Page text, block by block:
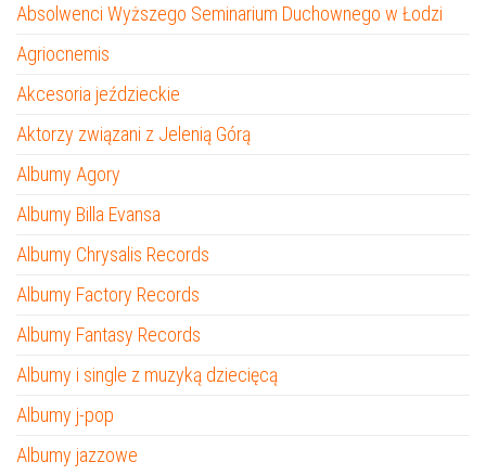
Absolwenci Wyższego Seminarium Duchownego w Łodzi
Agriocnemis
Akcesoria jeździeckie
Aktorzy związani z Jelenią Górą
Albumy Agory
Albumy Billa Evansa
Albumy Chrysalis Records
Albumy Factory Records
Albumy Fantasy Records
Albumy i single z muzyką dziecięcą
Albumy j-pop
Albumy jazzowe